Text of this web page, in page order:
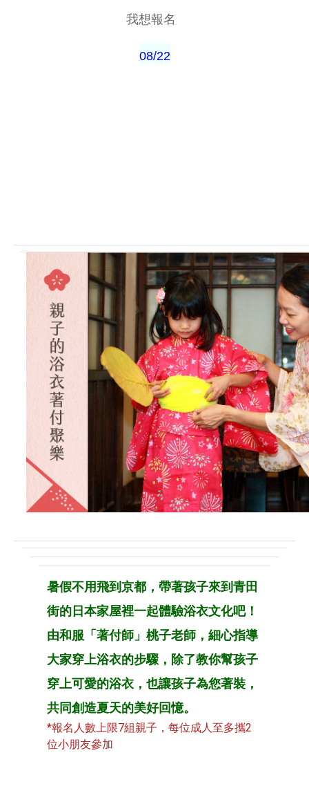
我想報名
08/22
暑假不用飛到京都，帶著孩子來到青田
街的日本家屋裡一起體驗浴衣文化吧！
由和服「著付師」桃子老師，細心指導
大家穿上浴衣的步驟，除了教你幫孩子
穿上可愛的浴衣，也讓孩子為您著裝，
共同創造夏天的美好回憶。
*報名人數上限7組親子，每位成人至多攜2
位小朋友參加